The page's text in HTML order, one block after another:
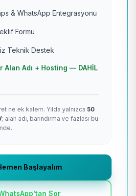
& WhatsApp Entegrasyonu
Formu
Teknik Destek
Alan Adı + Hosting — DAHİL
ne ek kalem. Yılda yalnızca 50
; alan adı, barındırma ve fazlası bu
Başlayalım
Sor